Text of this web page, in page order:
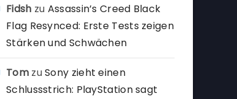
Fidsh zu Assassin’s Creed Black
Flag Resynced: Erste Tests zeigen
Stärken und Schwächen
TomzuSony zieht einen
Schlussstrich: PlayStation sagt